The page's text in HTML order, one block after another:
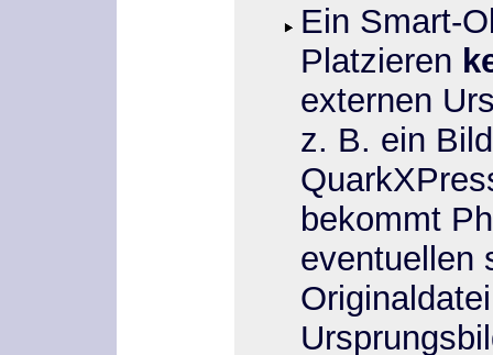
Ein Smart-
Platzieren
externen
z. B. ein
bekommt
eventuellen